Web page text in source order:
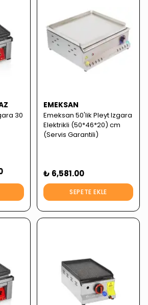
30
EMEKSAN
Emeksan 50'lik Pleyt Izgara
Elektrikli (50*46*20) cm
(Servis Garantili)
₺ 6,581.00
SEPETE EKLE